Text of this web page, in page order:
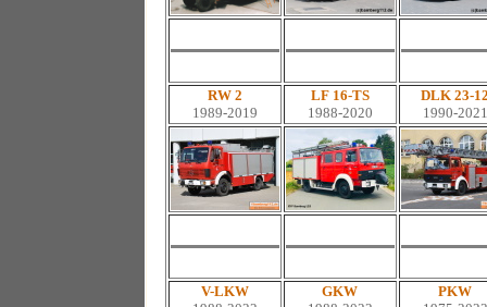
RW 2
1989-2019
LF 16-TS
1988-2020
DLK 23-
1990-2021
V-LKW
GKW
PKW